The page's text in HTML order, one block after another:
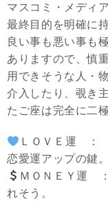
マスコミ・メディ
最終目的を明確に
良い事も悪い事も
ありますので、慎
用できそうな人・
介入したり、覗き
たご座は完全に二
ＬＯＶＥ運 ：
恋愛運アップの鍵。
ＭＯＮＥＹ運
れそう。